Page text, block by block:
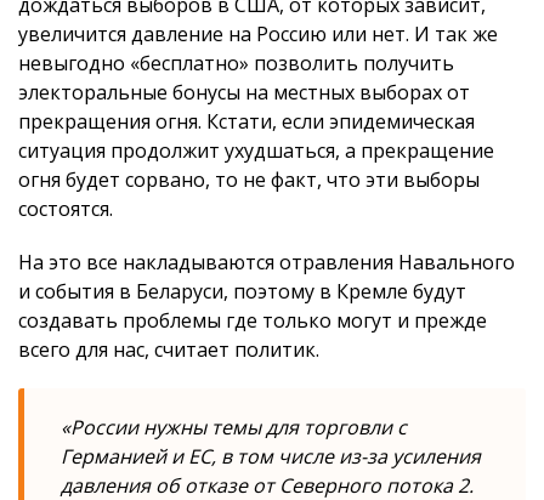
увеличится давление на Россию или нет. И так же
невыгодно «бесплатно» позволить получить
электоральные бонусы на местных выборах от
прекращения огня. Кстати, если эпидемическая
ситуация продолжит ухудшаться, а прекращение
огня будет сорвано, то не факт, что эти выборы
состоятся.
На это все накладываются отравления Навального
и события в Беларуси, поэтому в Кремле будут
создавать проблемы где только могут и прежде
всего для нас, считает политик.
«России нужны темы для торговли с
Германией и ЕС, в том числе из-за усиления
давления об отказе от Северного потока 2.